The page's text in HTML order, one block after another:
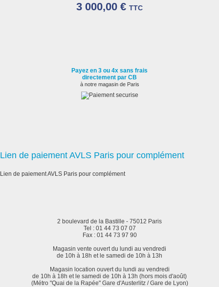
3 000,00 € TTC
Payez en 3 ou 4x sans frais
directement par CB
à notre magasin de Paris
Lien de paiement AVLS Paris pour complément
Lien de paiement AVLS Paris pour complément
2 boulevard de la Bastille - 75012 Paris
Tel : 01 44 73 07 07
Fax : 01 44 73 97 90
Magasin vente ouvert du lundi au vendredi
de 10h à 18h et le samedi de 10h à 13h
Magasin location ouvert du lundi au vendredi
de 10h à 18h et le samedi de 10h à 13h (hors mois d'août)
(Métro "Quai de la Rapée" Gare d'Austerlitz / Gare de Lyon)